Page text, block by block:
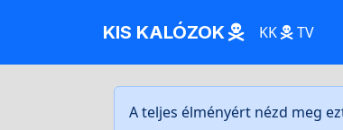
KIS KALÓZOK KK TV
A teljes élményért nézd meg